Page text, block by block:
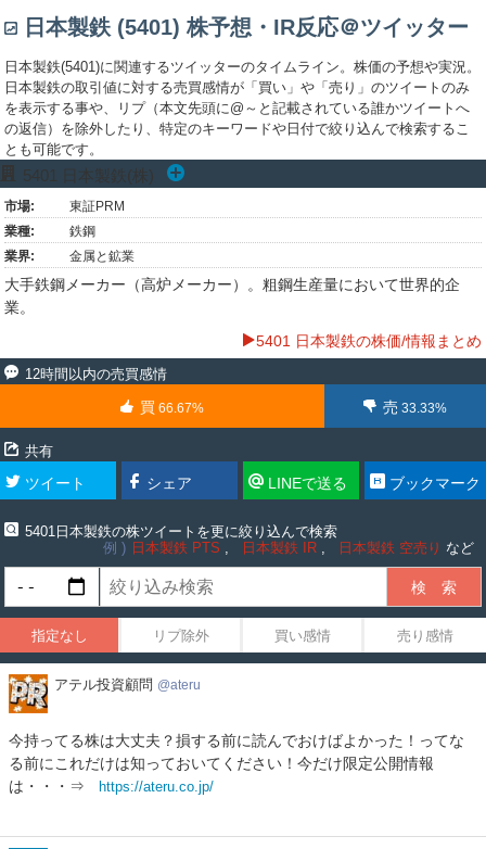
日本製鉄 (5401) 株予想・IR反応＠ツイッター
日本製鉄(5401)に関連するツイッターのタイムライン。株価の予想や実況。
日本製鉄の取引値に対する売買感情が「買い」や「売り」のツイートのみ
を表示する事や、リプ（本文先頭に@～と記載されている誰かツイートへ
の返信）を除外したり、特定のキーワードや日付で絞り込んで検索するこ
とも可能です。
5401 日本製鉄(株)
市場:
東証PRM
業種:
鉄鋼
業界:
金属と鉱業
大手鉄鋼メーカー（高炉メーカー）。粗鋼生産量において世界的企
業。
5401 日本製鉄の株価/情報まとめ
12時間以内の売買感情
買 66.67% 売 33.33%
共有
ツイート シェア LINEで送る ブックマーク
5401日本製鉄の株ツイートを更に絞り込んで検索
例
日本製鉄 PTS 日本製鉄 IR 日本製鉄 空売り など
指定なし リプ除外 買い感情 売り感情
ア
投
資
顧
アテル投資顧問 ateru
今持ってる株は大丈夫？損する前に読んでおけばよかった！ってな
る前にこれだけは知っておいてください！今だけ限定公開情報
は・・・⇒
https://ateru.co.jp/